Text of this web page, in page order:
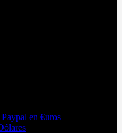
en €uros